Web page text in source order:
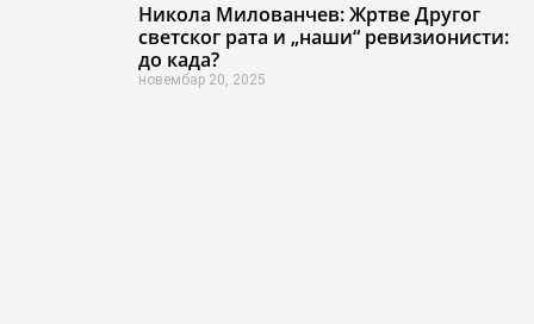
Никола Милованчев: Жртве Другог
светског рата и „наши“ ревизионисти:
до када?
новембар 20, 2025